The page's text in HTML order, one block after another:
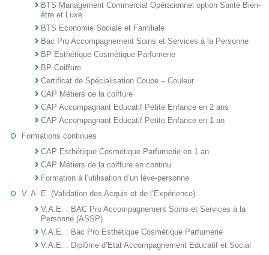
BTS Management Commercial Opérationnel option Santé Bien-
être et Luxe
BTS Economie Sociale et Familiale
Bac Pro Accompagnement Soins et Services à la Personne
BP Esthétique Cosmétique Parfumerie
BP Coiffure
Certificat de Spécialisation Coupe – Couleur
CAP Métiers de la coiffure
CAP Accompagnant Educatif Petite Enfance en 2 ans
CAP Accompagnant Educatif Petite Enfance en 1 an
Formations continues
CAP Esthétique Cosmétique Parfumerie en 1 an
CAP Métiers de la coiffure en continu
Formation à l’utilisation d’un lève-personne
V. A. E. (Validation des Acquis et de l’Expérience)
V.A.E. : BAC Pro Accompagnement Soins et Services à la
Personne (ASSP)
V.A.E. : Bac Pro Esthétique Cosmétique Parfumerie
V.A.E. : Diplôme d’Etat Accompagnement Educatif et Social